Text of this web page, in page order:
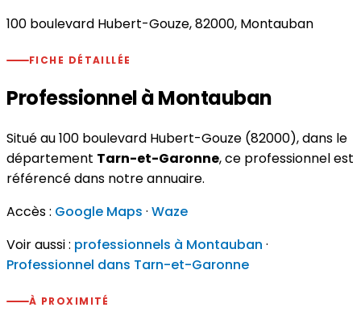
100 boulevard Hubert-Gouze, 82000, Montauban
FICHE DÉTAILLÉE
Professionnel à Montauban
Situé au 100 boulevard Hubert-Gouze (82000), dans le
département Tarn-et-Garonne, ce professionnel est
référencé dans notre annuaire.
Accès : Google Maps · Waze
Voir aussi : professionnels à Montauban ·
Professionnel dans Tarn-et-Garonne
À PROXIMITÉ